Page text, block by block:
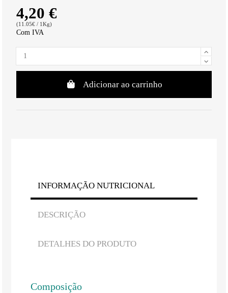
4,20 €
(11.05€ / 1Kg)
Com IVA
Adicionar ao carrinho
INFORMAÇÃO NUTRICIONAL
DESCRIÇÃO
DETALHES DO PRODUTO
Composição